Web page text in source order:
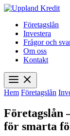
Företagslån
Investera
Frågor och
Om oss
Kontakt
Hem Företagslån
Företagslån
för smarta